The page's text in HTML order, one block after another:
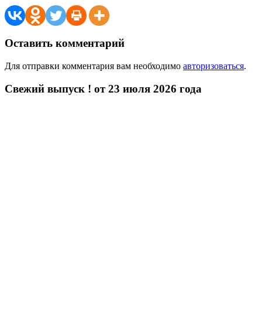
Оставить комментарий
Для отправки комментария вам необходимо авторизоваться.
Свежий выпуск ! от 23 июля 2026 года